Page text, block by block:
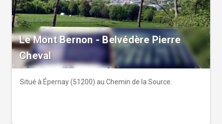
été recréées pour diversifier les milieux naturels. Un
parking a été créé en haut du Chemin de la Source.
Le Mont Bernon - Belvédère Pierre
Cheval
Situé à Épernay (51200) au Chemin de la Source.